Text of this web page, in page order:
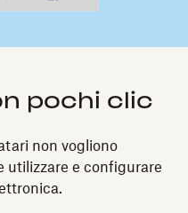
pochi clic
non vogliono
utilizzare e configurare